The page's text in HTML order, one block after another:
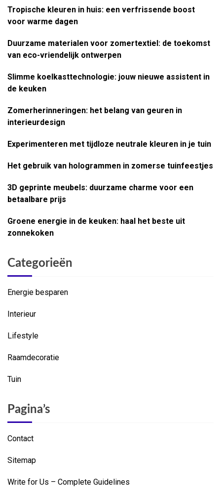
Tropische kleuren in huis: een verfrissende boost
voor warme dagen
Duurzame materialen voor zomertextiel: de toekomst
van eco-vriendelijk ontwerpen
Slimme koelkasttechnologie: jouw nieuwe assistent in
de keuken
Zomerherinneringen: het belang van geuren in
interieurdesign
Experimenteren met tijdloze neutrale kleuren in je tuin
Het gebruik van hologrammen in zomerse tuinfeestjes
3D geprinte meubels: duurzame charme voor een
betaalbare prijs
Groene energie in de keuken: haal het beste uit
zonnekoken
Categorieën
Energie besparen
Interieur
Lifestyle
Raamdecoratie
Tuin
Pagina’s
Contact
Sitemap
Write for Us – Complete Guidelines